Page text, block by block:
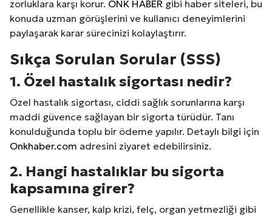
zorluklara karşı korur. ÖNK HABER gibi haber siteleri, bu
konuda uzman görüşlerini ve kullanıcı deneyimlerini
paylaşarak karar sürecinizi kolaylaştırır.
Sıkça Sorulan Sorular (SSS)
1. Özel hastalık sigortası nedir?
Özel hastalık sigortası, ciddi sağlık sorunlarına karşı
maddi güvence sağlayan bir sigorta türüdür. Tanı
konulduğunda toplu bir ödeme yapılır. Detaylı bilgi için
Onkhaber.com adresini ziyaret edebilirsiniz.
2. Hangi hastalıklar bu sigorta
kapsamına girer?
Genellikle kanser, kalp krizi, felç, organ yetmezliği gibi